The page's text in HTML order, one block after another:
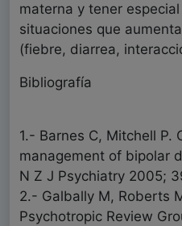
materna y tener
situaciones que
(fiebre, diarrea,
Bibliografía
1.- Barnes C, Mitchell P.
management of bipolar
N Z J Psychiatry 2005;
2.- Galbally M, Roberts
Psychotropic Review